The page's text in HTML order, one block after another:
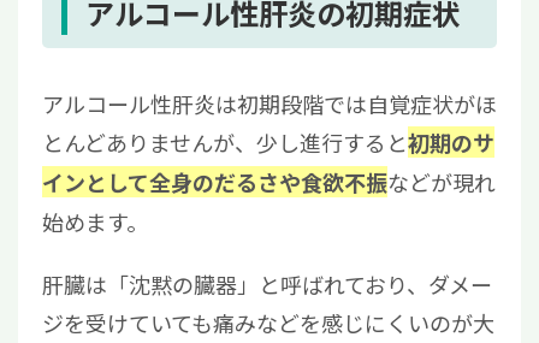
アルコール性肝炎の初期症状に関するよくあ
る質問
4.2アルコール性肝炎の禁酒期間は？
5アルコール性肝炎は初期症状を見逃さず早期
対応が重要
アルコール性肝炎の初期症状
アルコール性肝炎は初期段階では自覚症状がほ
とんどありませんが、少し進行すると初期のサ
インとして全身のだるさや食欲不振などが現れ
始めます。
肝臓は「沈黙の臓器」と呼ばれており、ダメー
ジを受けていても痛みなどを感じにくいのが大